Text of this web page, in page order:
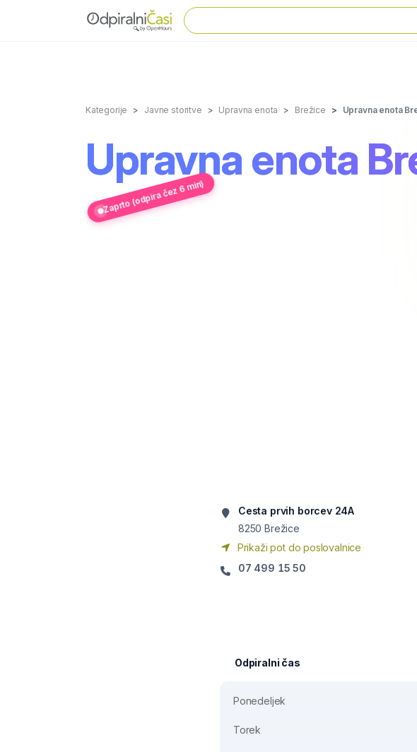
Kategorije Javne storitve Upravna enota Brežice Upravna enota
Upravna enota
Zaprto (odpira čez 6 min)
Cesta prvih borcev 24A
8250 Brežice
Prikaži pot do poslovalnice
07 499 15 50
Odpiralni čas
Ponedeljek
Torek